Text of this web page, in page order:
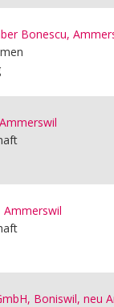
Bonescu,
Ammerswil
Boniswil, neu